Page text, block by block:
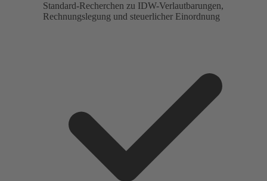
Standard-Recherchen zu IDW-Verlautbarungen,
Rechnungslegung und steuerlicher Einordnung